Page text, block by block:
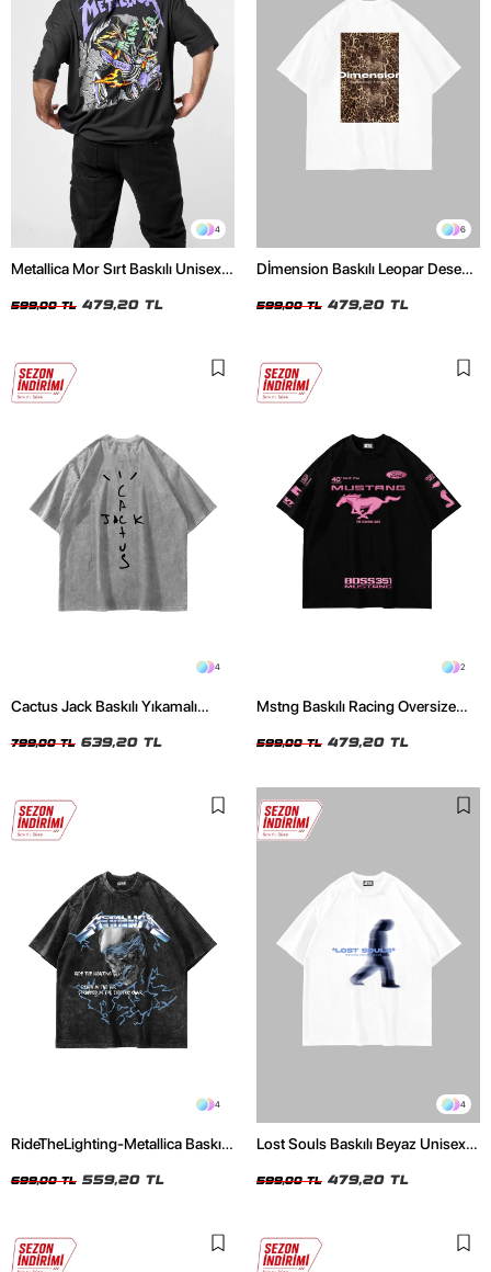
4
Metallica Mor Sırt Baskılı Unisex
599,00 TL 479,20 TL
6
Dİmension Baskılı Leopar Desenli
Tshirt
599,00 TL 479,20 TL
4
Cactus Jack Baskılı Yıkamalı
799,00 TL 639,20 TL
2
Mstng Baskılı Racing Oversize
599,00 TL 479,20 TL
4
RideTheLighting-Metallica Baskılı
Tshirt
699,00 TL 559,20 TL
4
Lost Souls Baskılı Beyaz Unisex
599,00 TL 479,20 TL